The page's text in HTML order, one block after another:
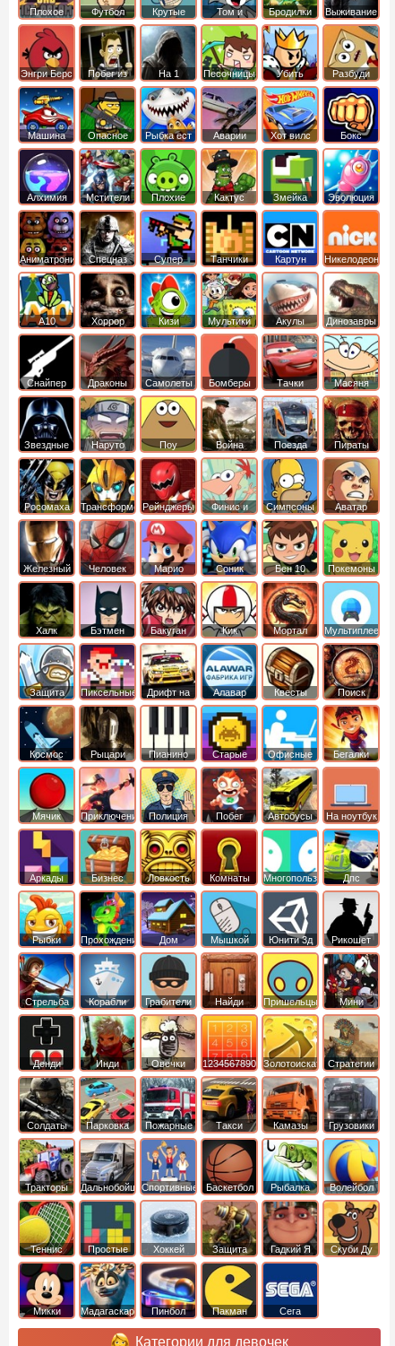
Плохое
мороженое
Футбол
головами
Крутые
Том и
джерри
Бродилки
Приключения
Выживание
Энгри Берс
Побег из
тюрьмы
На 1 Песочницы
Убить
короля
Разбуди
коробку
Машина
ест
машину
Опасное
оружие
Рыбка ест
рыбку
Аварии
машин
Хот вилс Бокс
Алхимия Мстители
Плохие
свинки
Кактус
маккой
Змейка Эволюция
Аниматроники Спецназ
Супер
бойцы
Танчики
Картун
нетворк
Никелодеон
А10 Хоррор Кизи Мультики Акулы Динозавры
Снайпер Драконы Самолеты Бомберы Тачки Масяня
Звездные
войны
Наруто Поу Война Поезда
Пираты
Карибского
Моря
Росомаха ТрансформерыРейнджеры
Самураи
Финис и
Ферб
Симпсоны
Аватар
легенда об
Аанге
Железный
человек
Человек
Паук
Марио Соник Бен 10 Покемоны
Халк Бэтмен Бакуган
Кик
Бутовский
Мортал
комбат
Мультиплеер
Защита
королевства
Пиксельные
Дрифт на
машинах
Алавар Квесты
Поиск
предметов
Космос Рыцари Пианино Старые Офисные Бегалки
Мячик Приключения Полиция Побег Автобусы На ноутбук
Аркады
Бизнес
симуляторы
Ловкость Комнаты Многопользовательские
Дпс
Рыбки Прохождение Дом Мышкой Юнити 3д Рикошет
Cтрельба
из лука
Корабли Грабители
Найди
выход
Пришельцы Мини
Денди Инди
Овечки
идут домой
1234567890 ЗолотоискательСтратегии
Солдаты
Парковка
машин
Пожарные
машины
Такси Камазы Грузовики
Тракторы ДальнобойщикиСпортивные Баскетбол Рыбалка Волейбол
Теннис Простые Хоккей
Защита
башни
Гадкий Я Скуби Ду
Микки
Мадагаскар Пинбол Пакман Сега
Категории для девочек